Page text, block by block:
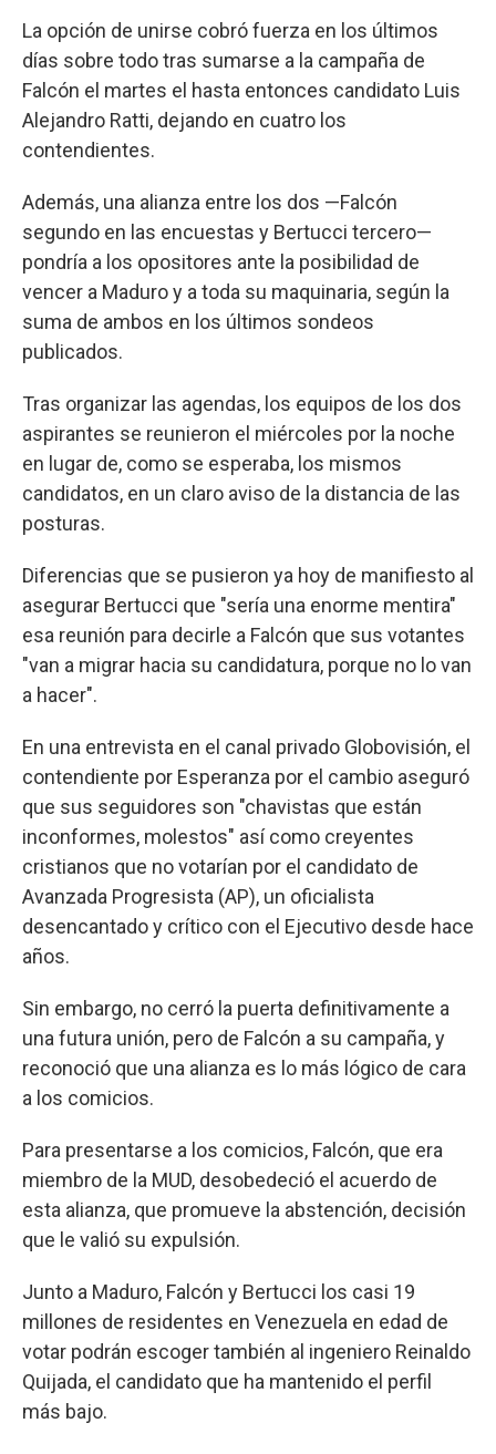
La opción de unirse cobró fuerza en los últimos
días sobre todo tras sumarse a la campaña de
Falcón el martes el hasta entonces candidato Luis
Alejandro Ratti, dejando en cuatro los
contendientes.
Además, una alianza entre los dos —Falcón
segundo en las encuestas y Bertucci tercero—
pondría a los opositores ante la posibilidad de
vencer a Maduro y a toda su maquinaria, según la
suma de ambos en los últimos sondeos
publicados.
Tras organizar las agendas, los equipos de los dos
aspirantes se reunieron el miércoles por la noche
en lugar de, como se esperaba, los mismos
candidatos, en un claro aviso de la distancia de las
posturas.
Diferencias que se pusieron ya hoy de manifiesto al
asegurar Bertucci que "sería una enorme mentira"
esa reunión para decirle a Falcón que sus votantes
"van a migrar hacia su candidatura, porque no lo van
a hacer".
En una entrevista en el canal privado Globovisión, el
contendiente por Esperanza por el cambio aseguró
que sus seguidores son "chavistas que están
inconformes, molestos" así como creyentes
cristianos que no votarían por el candidato de
Avanzada Progresista (AP), un oficialista
desencantado y crítico con el Ejecutivo desde hace
años.
Sin embargo, no cerró la puerta definitivamente a
una futura unión, pero de Falcón a su campaña, y
reconoció que una alianza es lo más lógico de cara
a los comicios.
Para presentarse a los comicios, Falcón, que era
miembro de la MUD, desobedeció el acuerdo de
esta alianza, que promueve la abstención, decisión
que le valió su expulsión.
Junto a Maduro, Falcón y Bertucci los casi 19
millones de residentes en Venezuela en edad de
votar podrán escoger también al ingeniero Reinaldo
Quijada, el candidato que ha mantenido el perfil
más bajo.